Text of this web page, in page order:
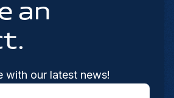
an
with our latest news!